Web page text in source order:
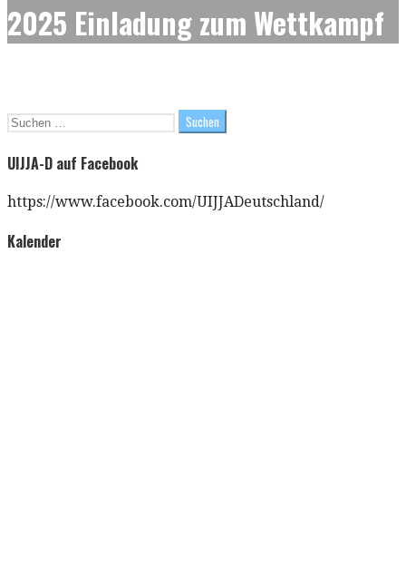
2025 Einladung zum Wettkampf
Suchen
UIJJA-D auf Facebook
https://www.facebook.com/UIJJADeutschland/
Kalender